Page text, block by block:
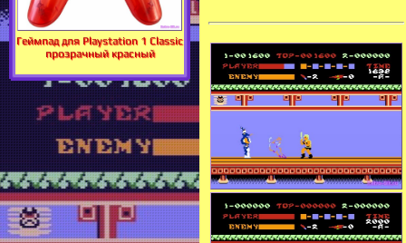
Геймпад для Playstation 1 Classic
прозрачный красный